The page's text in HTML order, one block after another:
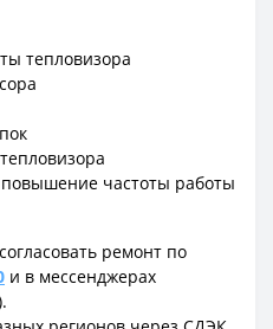
тепловизора
повышение частоты работы
ремонт по
и в мессенджерах